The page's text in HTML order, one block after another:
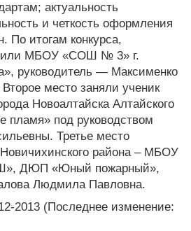
актуальность
и четкость оформления
По итогам конкурса,
МБОУ «СОШ № 3» г.
руководитель — Максименко
место заняли ученик
Новоалтайска Алтайского
пламя» под руководством
Третье место
района – МБОУ
ДЮП «Юный пожарный»,
Людмила Павловна.
2013 (Последнее изменение: